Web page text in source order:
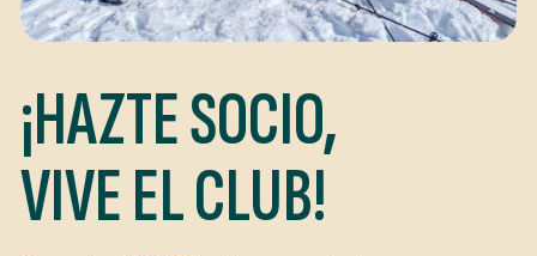
¡HAZTE SOCIO,
VIVE EL CLUB!